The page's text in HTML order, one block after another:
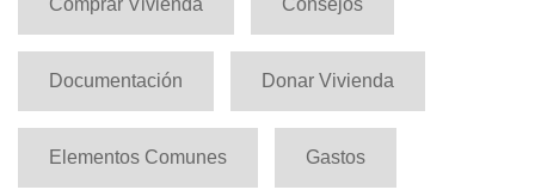
Documentación Donar Vivienda
Elementos Comunes Gastos